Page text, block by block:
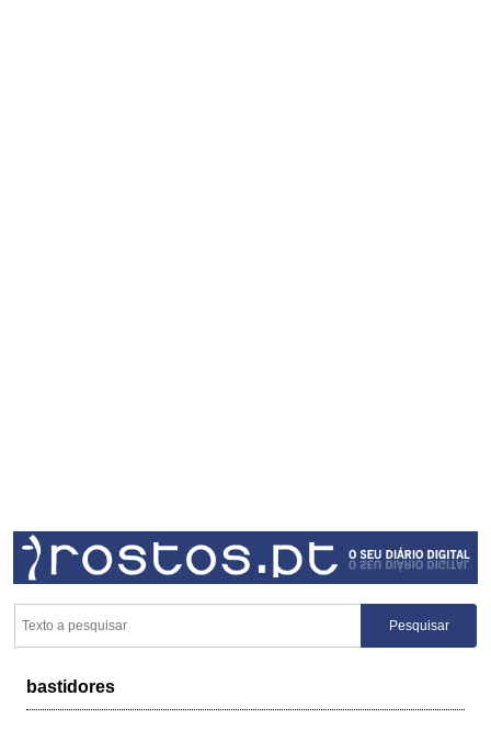
bastidores